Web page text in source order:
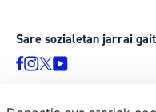
Sare sozialetan jarrai